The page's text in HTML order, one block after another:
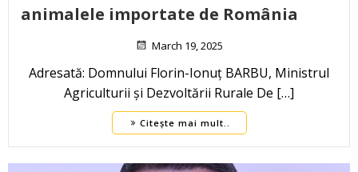
animalele importate de România
March 19, 2025
Adresată: Domnului Florin-Ionuț BARBU, Ministrul
Agriculturii și Dezvoltării Rurale De […]
Citește mai mult..